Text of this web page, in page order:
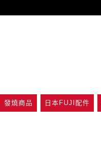
發燒商品 日本FUJI配件